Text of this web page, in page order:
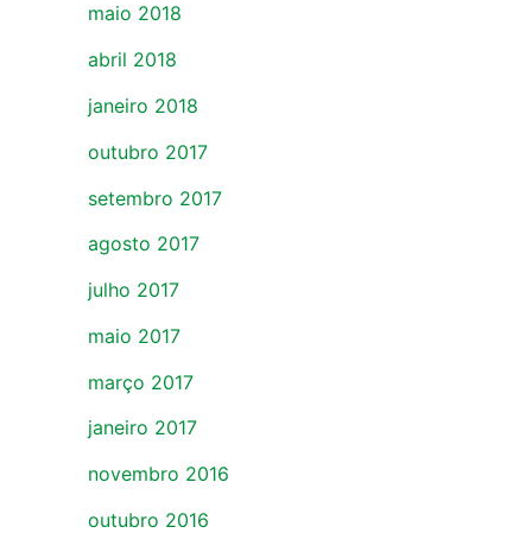
maio 2018
abril 2018
janeiro 2018
outubro 2017
setembro 2017
agosto 2017
julho 2017
maio 2017
março 2017
janeiro 2017
novembro 2016
outubro 2016